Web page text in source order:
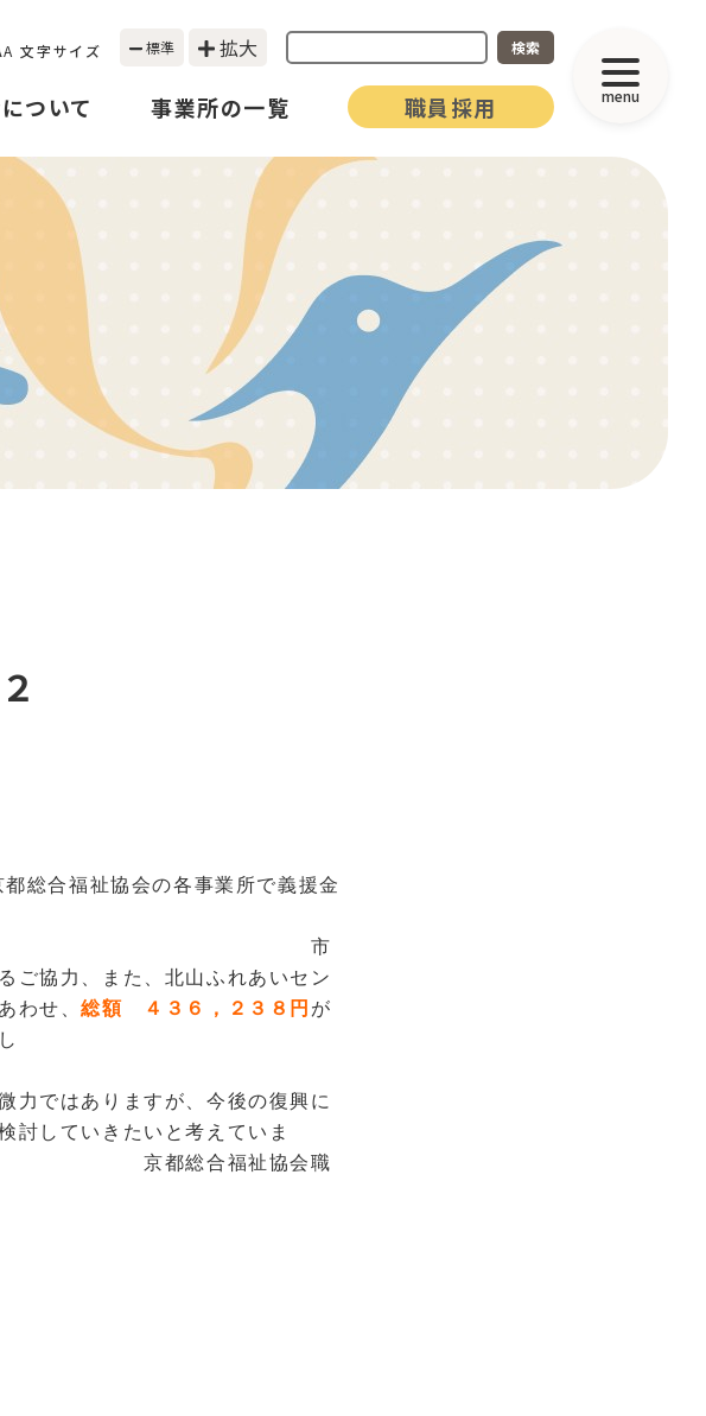
A 文字サイズ 標準 拡大 検索
ついて 事業所の一覧 職員採用 menu
総合福祉協会の各事業所で義援金
市
ご協力、また、北山ふれあいセン
わせ、総額 ４３６，２３８円 が
今後の復興に
討していきたいと考えていま
祉協会職